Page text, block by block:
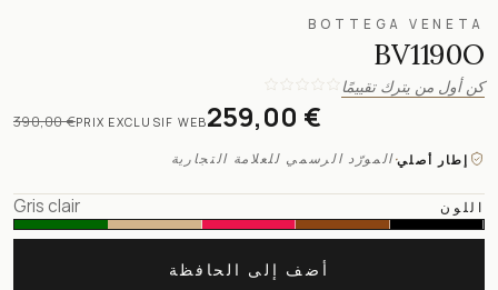
BOTTEGA VENETA
BV1190O
كن أول من يترك تقييمًا
390,00 €PRIX EXCLUSIF WEB259,00 €
إطار أصلي·المورّد الرسمي للعلامة التجارية
اللون Gris clair
أضف إلى الحافظة